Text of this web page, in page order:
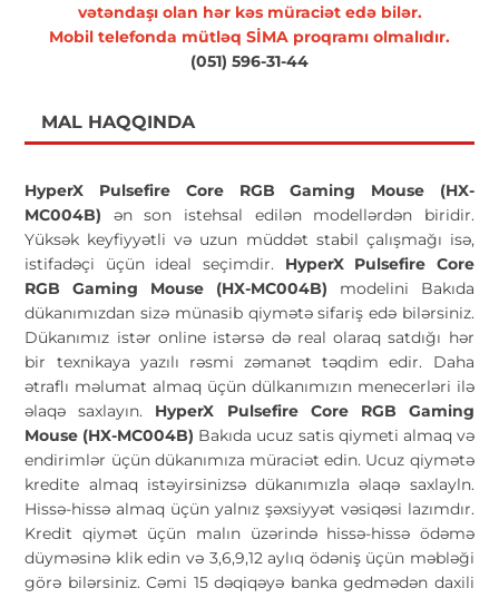
vətəndaşı olan hər kəs müraciət edə bilər.
Mobil telefonda mütləq SİMA proqramı olmalıdır.
(051) 596-31-44
MAL HAQQINDA
HyperX Pulsefire Core RGB Gaming Mouse (HX-
MC004B) ən son istehsal edilən modellərdən biridir.
Yüksək keyfiyyətli və uzun müddət stabil çalışmağı isə,
istifadəçi üçün ideal seçimdir. HyperX Pulsefire Core
RGB Gaming Mouse (HX-MC004B) modelini Bakıda
dükanımızdan sizə münasib qiymətə sifariş edə bilərsiniz.
Dükanımız istər online istərsə də real olaraq satdığı hər
bir texnikaya yazılı rəsmi zəmanət təqdim edir. Daha
ətraflı məlumat almaq üçün dülkanımızın menecerləri ilə
əlaqə saxlayın. HyperX Pulsefire Core RGB Gaming
Mouse (HX-MC004B) Bakıda ucuz satis qiymeti almaq və
endirimlər üçün dükanımıza müraciət edin. Ucuz qiymətə
kredite almaq istəyirsinizsə dükanımızla əlaqə saxlayln.
Hissə-hissə almaq üçün yalnız şəxsiyyət vəsiqəsi lazımdır.
Kredit qiymət üçün malın üzərində hissə-hissə ödəmə
düyməsinə klik edin və 3,6,9,12 aylıq ödəniş üçün məbləği
görə bilərsiniz. Cəmi 15 dəqiqəyə banka gedmədən daxili